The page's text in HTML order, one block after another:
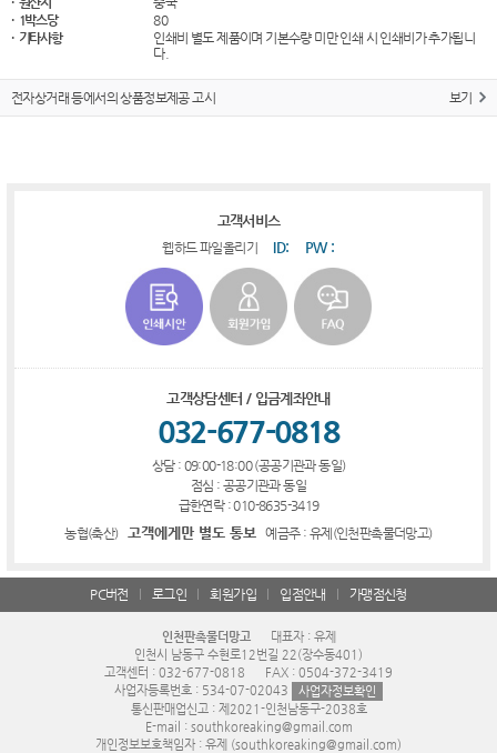
· 1박스당
80
· 기타사항
인쇄비 별도 제품이며 기본수량 미만 인쇄 시 인쇄비가 추가됩니
다.
전자상거래 등에서의 상품정보제공 고시 보기
고객서비스
웹하드 파일올리기 ID: PW :
고객상담센터 / 입금계좌안내
032-677-0818
상담 : 09:00-18:00 (공공기관과 동일)
점심 : 공공기관과 동일
급한연락 : 010-8635-3419
농협(축산)
고객에게만 별도 통보 예금주 : 유제(인천판촉물더망고)
PC버전 로그인 회원가입 입점안내 가맹점신청
인천판촉물더망고
대표자 : 유제
인천시 남동구 수현로12번길 22(장수동401)
고객센터 : 032-677-0818
FAX : 0504-372-3419
사업자등록번호 : 534-07-02043
사업자정보확인
통신판매업신고 : 제2021-인천남동구-2038호
E-mail : southkoreaking@gmail.com
개인정보보호책임자 : 유제 (southkoreaking@gmail.com)